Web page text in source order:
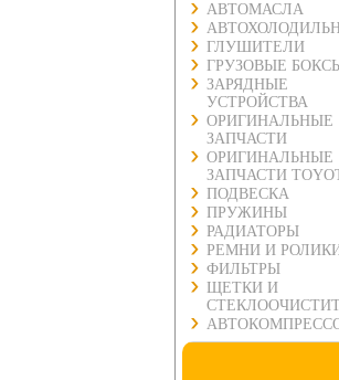
АВТОМАСЛА
ГЛУШИТЕЛИ
ГРУЗОВЫЕ
ЗАРЯДНЫЕ
УСТРОЙСТВА
ОРИГИНАЛЬНЫЕ
ЗАПЧАСТИ
ОРИГИНАЛЬНЫЕ
ЗАПЧАСТИ
ПОДВЕСКА
ПРУЖИНЫ
РАДИАТОРЫ
РЕМНИ И
ФИЛЬТРЫ
ЩЕТКИ И